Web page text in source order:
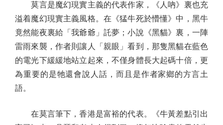
莫言是魔幻現實主義的代表作家，《人吶》裏也充
溢着魔幻現實主義風格。在《猛牛死於懵懂》中，黑牛
竟然能夜裏給「我爺爺」託夢；小說《黑貓》裏，一陣
雷雨來襲，作者則讓人「親眼」看到，那隻黑貓在藍色
的電光下緩緩地站立起來，不僅身體長大起碼十倍，更
為重要的是牠還會說人話，而且是作者家鄉的方言土
語。
在莫言筆下，香港是富裕的代表。《牛黃差點引出